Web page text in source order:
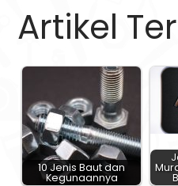
Artikel
10 Jenis Baut dan
Kegunaannya